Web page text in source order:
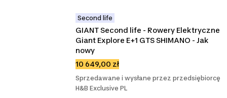
Second life
GIANT Second life - Rowery Elektryczne
Giant Explore E+1 GTS SHIMANO - Jak
nowy
10 649,00 zł
Sprzedawane i wysłane przez przedsiębiorcę
H&B Exclusive PL